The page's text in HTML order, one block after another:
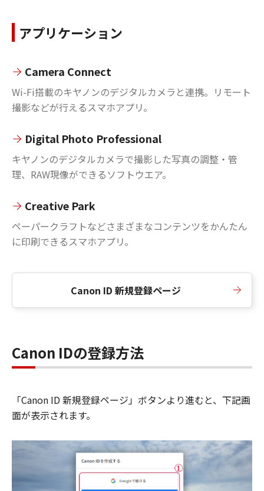
アプリケーション
Camera Connect
Wi-Fi搭載のキヤノンのデジタルカメラと連携。リモート
撮影などが行えるスマホアプリ。
Digital Photo Professional
キヤノンのデジタルカメラで撮影した写真の調整・管
理、RAW現像ができるソフトウエア。
Creative Park
ペーパークラフトなどさまざまなコンテンツをかんたん
に印刷できるスマホアプリ。
Canon ID 新規登録ページ
Canon IDの登録方法
「Canon ID 新規登録ページ」ボタンより進むと、下記画
面が表示されます。